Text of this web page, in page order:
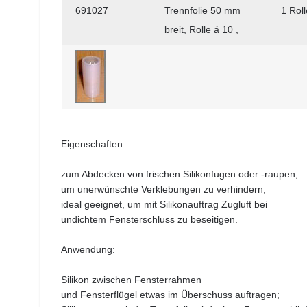
691027
Trennfolie 50 mm
breit, Rolle á 10 ,
1
Eigenschaften:
zum Abdecken von frischen Silikonfugen oder -raupen,
um unerwünschte Verklebungen zu verhindern,
ideal geeignet, um mit Silikonauftrag Zugluft bei
undichtem Fensterschluss zu beseitigen.
Anwendung:
Silikon zwischen Fensterrahmen
und Fensterflügel etwas im Überschuss auftragen;